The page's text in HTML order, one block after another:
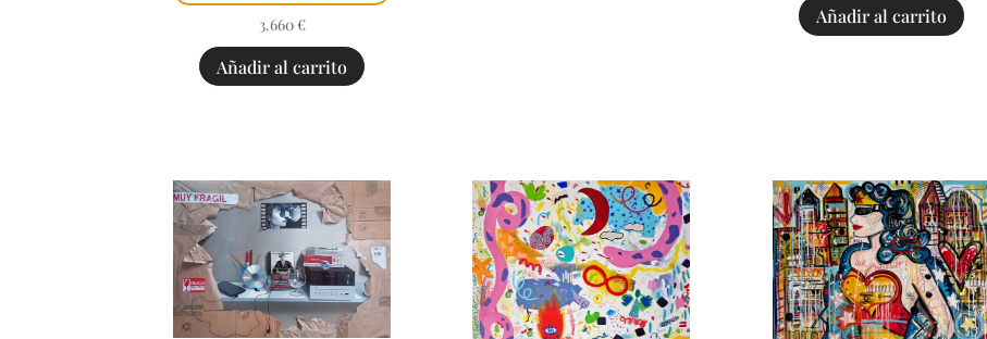
3.660 €
Añadir al carrito
Añadir al carrito